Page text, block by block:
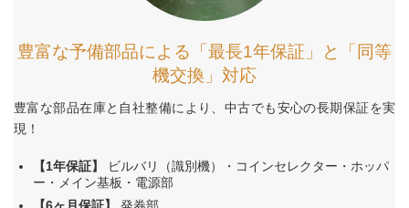
豊富な予備部品による「最長1年保証」と「同等
機交換」対応
豊富な部品在庫と自社整備により、中古でも安心の長期保証を実
現！
【1年保証】
ビルバリ（識別機）・コインセレクター・ホッパ
ー・メイン基板・電源部
【6ヶ月保証】
発券部